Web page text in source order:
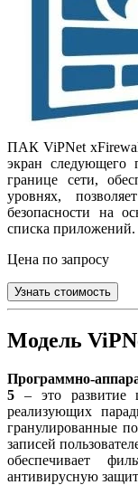
ПАК ViPNet
экран следующего
границе сети,
уровнях,
безопасности на
списка приложений.
Цена по запросу
Узнать стоимость
Модель
Программно-
5 – это развитие
реализующих
гранулированные
записей
обеспечивает
антивирусную